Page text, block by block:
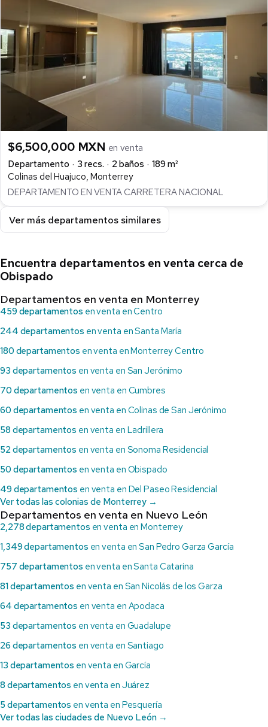
$6,500,000 MXN en venta
Departamento
3 recs. 2 baños
189 m²
Colinas del Huajuco, Monterrey
DEPARTAMENTO EN VENTA CARRETERA NACIONAL
Ver más departamentos similares
Encuentra departamentos en venta cerca de
Obispado
Departamentos en venta en Monterrey
459 departamentos en venta en Centro
244 departamentos en venta en Santa María
180 departamentos en venta en Monterrey Centro
93 departamentos en venta en San Jerónimo
70 departamentos en venta en Cumbres
60 departamentos en venta en Colinas de San Jerónimo
58 departamentos en venta en Ladrillera
52 departamentos en venta en Sonoma Residencial
50 departamentos en venta en Obispado
49 departamentos en venta en Del Paseo Residencial
Ver todas las colonias de Monterrey →
Departamentos en venta en Nuevo León
2,278 departamentos en venta en Monterrey
1,349 departamentos en venta en San Pedro Garza García
757 departamentos en venta en Santa Catarina
81 departamentos en venta en San Nicolás de los Garza
64 departamentos en venta en Apodaca
53 departamentos en venta en Guadalupe
26 departamentos en venta en Santiago
13 departamentos en venta en García
8 departamentos en venta en Juárez
5 departamentos en venta en Pesquería
Ver todas las ciudades de Nuevo León →